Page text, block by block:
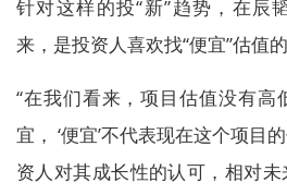
针对这样的投“新”趋势，在辰
来，是投资人喜欢找“便宜”估值的
“在我们看来，项目估值没有高
宜， ‘便宜’不代表现在这个项目
资人对其成长性的认可，相对